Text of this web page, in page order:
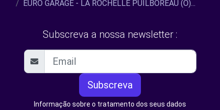
EURO GARAGE - LA ROCHELLE PUILBOREAU (O)...
Subscreva a nossa newsletter :
Subscreva
Informação sobre o tratamento dos seus dados